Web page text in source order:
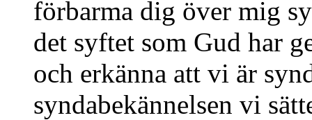
förbarma dig över mig
det syftet som Gud har
och erkänna att vi är
syndabekännelsen vi